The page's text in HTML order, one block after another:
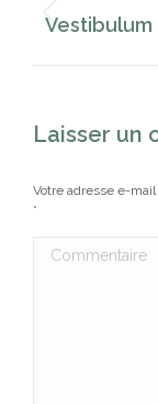
Vestibulum
Laisser un
Votre adresse e-
*
Commentaire